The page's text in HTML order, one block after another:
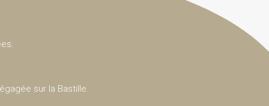
sur la Bastille.